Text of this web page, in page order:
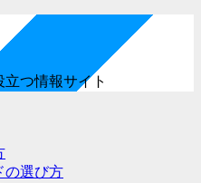
つ情報サイト
の選び方